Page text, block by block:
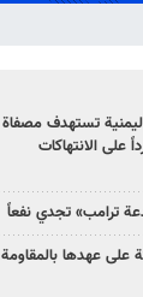
تستهدف مصفاة
على الانتهاكات
ترامب» تجدي نفعاً
على عهدها بالمقاومة